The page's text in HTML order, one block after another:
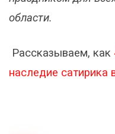
области.
Рассказываем, как
наследие сатирика